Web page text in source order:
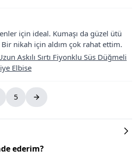
için ideal. Kumaşı da güzel ütü
nikah için aldım çok rahat ettim.
Askılı Sırtı Fiyonklu Süs Düğmeli
Elbise
5
ederim?